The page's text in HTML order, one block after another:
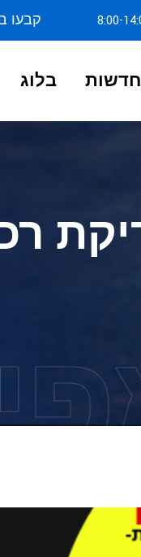
קבעו
חדשות בלוג